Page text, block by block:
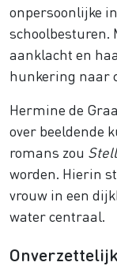
onpersoonlijke
schoolbesturen.
aanklacht en
hunkering naar
Hermine de
over beeldende
romans zou
worden. Hierin
vrouw in een
water centraal.